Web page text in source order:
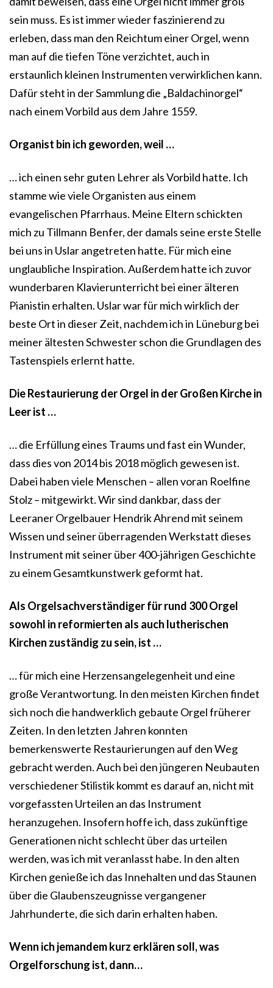
sein muss. Es ist immer wieder faszinierend zu
erleben, dass man den Reichtum einer Orgel, wenn
man auf die tiefen Töne verzichtet, auch in
erstaunlich kleinen Instrumenten verwirklichen kann.
Dafür steht in der Sammlung die „Baldachinorgel“
nach einem Vorbild aus dem Jahre 1559.
Organist bin ich geworden, weil …
… ich einen sehr guten Lehrer als Vorbild hatte. Ich
stamme wie viele Organisten aus einem
evangelischen Pfarrhaus. Meine Eltern schickten
mich zu Tillmann Benfer, der damals seine erste Stelle
bei uns in Uslar angetreten hatte. Für mich eine
unglaubliche Inspiration. Außerdem hatte ich zuvor
wunderbaren Klavierunterricht bei einer älteren
Pianistin erhalten. Uslar war für mich wirklich der
beste Ort in dieser Zeit, nachdem ich in Lüneburg bei
meiner ältesten Schwester schon die Grundlagen des
Tastenspiels erlernt hatte.
Die Restaurierung der Orgel in der Großen Kirche in
Leer ist …
… die Erfüllung eines Traums und fast ein Wunder,
dass dies von 2014 bis 2018 möglich gewesen ist.
Dabei haben viele Menschen – allen voran Roelfine
Stolz – mitgewirkt. Wir sind dankbar, dass der
Leeraner Orgelbauer Hendrik Ahrend mit seinem
Wissen und seiner überragenden Werkstatt dieses
Instrument mit seiner über 400-jährigen Geschichte
zu einem Gesamtkunstwerk geformt hat.
Als Orgelsachverständiger für rund 300 Orgel
sowohl in reformierten als auch lutherischen
Kirchen zuständig zu sein, ist …
… für mich eine Herzensangelegenheit und eine
große Verantwortung. In den meisten Kirchen findet
sich noch die handwerklich gebaute Orgel früherer
Zeiten. In den letzten Jahren konnten
bemerkenswerte Restaurierungen auf den Weg
gebracht werden. Auch bei den jüngeren Neubauten
verschiedener Stilistik kommt es darauf an, nicht mit
vorgefassten Urteilen an das Instrument
heranzugehen. Insofern hoffe ich, dass zukünftige
Generationen nicht schlecht über das urteilen
werden, was ich mit veranlasst habe. In den alten
Kirchen genieße ich das Innehalten und das Staunen
über die Glaubenszeugnisse vergangener
Jahrhunderte, die sich darin erhalten haben.
Wenn ich jemandem kurz erklären soll, was
Orgelforschung ist, dann…